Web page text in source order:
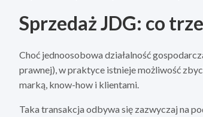
Sprzedaż JDG: co
Choć jednoosobowa działalność
prawnej), w praktyce istnieje możliwość
marką, know-how i klientami.
Taka transakcja odbywa się zazwyczaj na